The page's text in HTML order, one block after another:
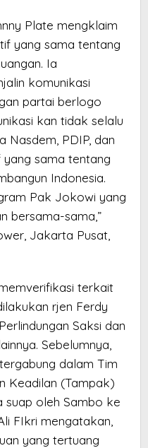
Plate mengklaim
yang sama tentang
Ia
komunikasi
partai berlogo
kan tidak selalu
Nasdem, PDIP, dan
sama tentang
Indonesia.
Pak Jokowi yang
bersama-sama,”
Jakarta Pusat,
terkait
rjen Ferdy
Saksi dan
Sebelumnya,
dalam Tim
Keadilan (Tampak)
suap oleh Sambo ke
FIkri mengatakan,
yang tertuang